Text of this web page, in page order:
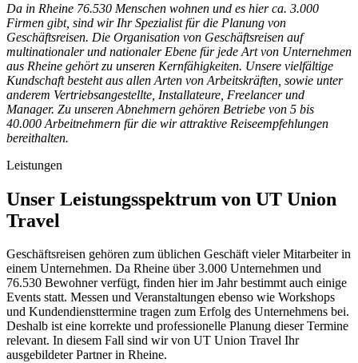
Da in Rheine 76.530 Menschen wohnen und es hier ca. 3.000
Firmen gibt, sind wir Ihr Spezialist für die Planung von
Geschäftsreisen. Die Organisation von Geschäftsreisen auf
multinationaler und nationaler Ebene für jede Art von Unternehmen
aus Rheine gehört zu unseren Kernfähigkeiten. Unsere vielfältige
Kundschaft besteht aus allen Arten von Arbeitskräften, sowie unter
anderem Vertriebsangestellte, Installateure, Freelancer und
Manager. Zu unseren Abnehmern gehören Betriebe von 5 bis
40.000 Arbeitnehmern für die wir attraktive Reiseempfehlungen
bereithalten.
Leistungen
Unser Leistungsspektrum von UT Union
Travel
Geschäftsreisen gehören zum üblichen Geschäft vieler Mitarbeiter in
einem Unternehmen. Da Rheine über 3.000 Unternehmen und
76.530 Bewohner verfügt, finden hier im Jahr bestimmt auch einige
Events statt. Messen und Veranstaltungen ebenso wie Workshops
und Kundendiensttermine tragen zum Erfolg des Unternehmens bei.
Deshalb ist eine korrekte und professionelle Planung dieser Termine
relevant. In diesem Fall sind wir von UT Union Travel Ihr
ausgebildeter Partner in Rheine.